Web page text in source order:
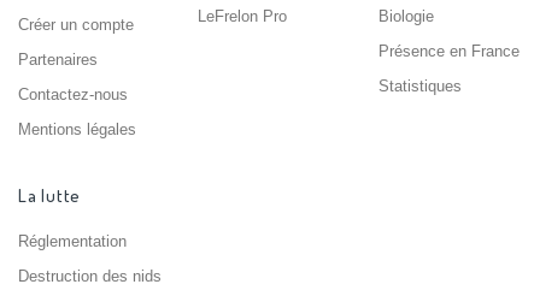
Créer un compte
Partenaires
Contactez-nous
Mentions légales
LeFrelon Pro
Biologie
Présence en France
Statistiques
La lutte
Réglementation
Destruction des nids